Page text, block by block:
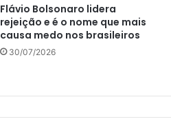
Flávio Bolsonaro lidera
rejeição e é o nome que mais
causa medo nos brasileiros
30/07/2026